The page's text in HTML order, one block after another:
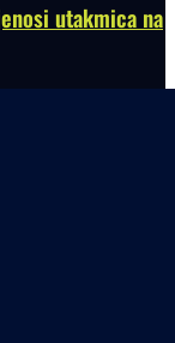
utakmica na